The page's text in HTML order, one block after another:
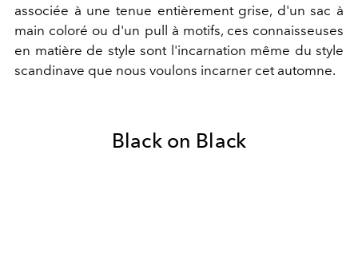
associée à une tenue entièrement grise, d'un sac à
main coloré ou d'un pull à motifs, ces connaisseuses
en matière de style sont l'incarnation même du style
scandinave que nous voulons incarner cet automne.
Black on Black